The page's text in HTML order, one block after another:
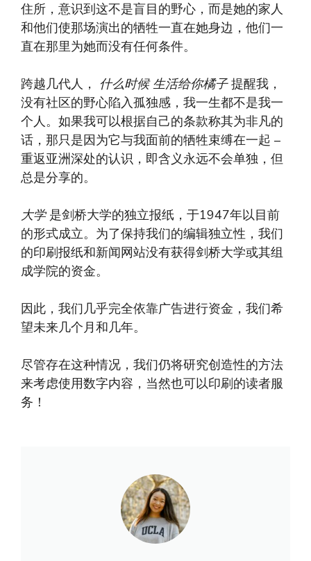
住所，意识到这不是盲目的野心，而是她的家人
和他们使那场演出的牺牲一直在她身边，他们一
直在那里为她而没有任何条件。
跨越几代人， 什么时候 生活给你橘子提醒我，
没有社区的野心陷入孤独感，我一生都不是我一
个人。如果我可以根据自己的条款称其为非凡的
话，那只是因为它与我面前的牺牲束缚在一起 –
重返亚洲深处的认识，即含义永远不会单独，但
总是分享的。
大学是剑桥大学的独立报纸，于1947年以目前
的形式成立。为了保持我们的编辑独立性，我们
的印刷报纸和新闻网站没有获得剑桥大学或其组
成学院的资金。
因此，我们几乎完全依靠广告进行资金，我们希
望未来几个月和几年。
尽管存在这种情况，我们仍将研究创造性的方法
来考虑使用数字内容，当然也可以印刷的读者服
务！